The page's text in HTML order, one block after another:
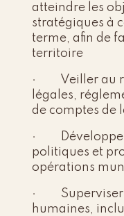
atteindre les
stratégiques à
terme, afin de
territoire
· Veiller au
légales,
de comptes de
· Développer
politiques et
opérations
· Superviser
humaines,